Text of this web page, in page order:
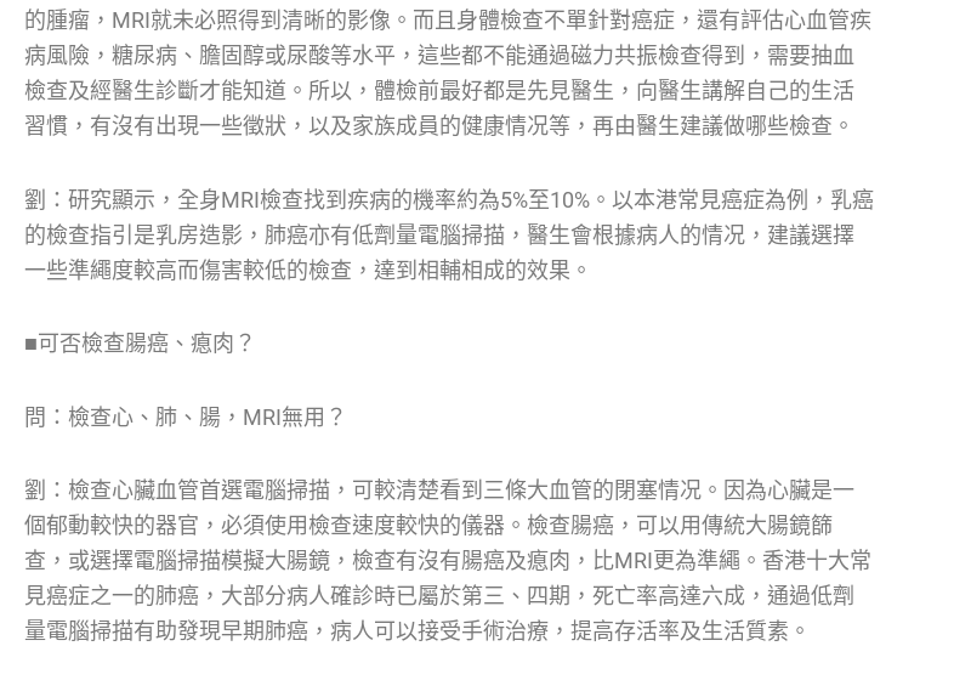
的腫瘤，MRI就未必照得到清晰的影像。而且身體檢查不單針對癌症，還有評估心血管疾
病風險，糖尿病、膽固醇或尿酸等水平，這些都不能通過磁力共振檢查得到，需要抽血
檢查及經醫生診斷才能知道。所以，體檢前最好都是先見醫生，向醫生講解自己的生活
習慣，有沒有出現一些徵狀，以及家族成員的健康情况等，再由醫生建議做哪些檢查。
劉：研究顯示，全身MRI檢查找到疾病的機率約為5%至10%。以本港常見癌症為例，乳癌
的檢查指引是乳房造影，肺癌亦有低劑量電腦掃描，醫生會根據病人的情况，建議選擇
一些準繩度較高而傷害較低的檢查，達到相輔相成的效果。
■可否檢查腸癌、瘜肉？
問：檢查心、肺、腸，MRI無用？
劉：檢查心臟血管首選電腦掃描，可較清楚看到三條大血管的閉塞情况。因為心臟是一
個郁動較快的器官，必須使用檢查速度較快的儀器。檢查腸癌，可以用傳統大腸鏡篩
查，或選擇電腦掃描模擬大腸鏡，檢查有沒有腸癌及瘜肉，比MRI更為準繩。香港十大常
見癌症之一的肺癌，大部分病人確診時已屬於第三、四期，死亡率高達六成，通過低劑
量電腦掃描有助發現早期肺癌，病人可以接受手術治療，提高存活率及生活質素。